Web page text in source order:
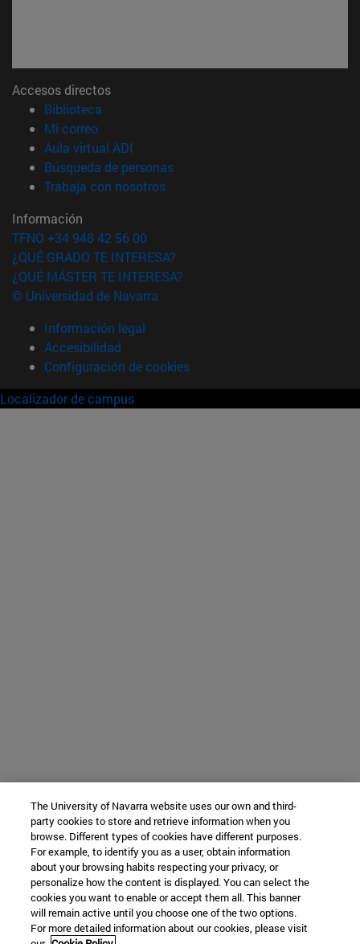
Accesos directos
Biblioteca
Mi correo(abre en nueva ventana)
Aula virtual ADI
Búsqueda de personas(abre en nueva ventana)
Trabaja con nosotros(abre en nueva ventana)
Información
TFNO +34 948 42 56 00
¿QUÉ GRADO TE INTERESA?
¿QUÉ MÁSTER TE INTERESA?
© Universidad de Navarra
Información legal
Accesibilidad
Configuración de cookies
Localizador de campus
The University of Navarra website uses our own and third-
party cookies to store and retrieve information when you
browse. Different types of cookies have different purposes.
For example, to identify you as a user, obtain information
about your browsing habits respecting your privacy, or
personalize how the content is displayed. You can select the
cookies you want to enable or accept them all. This banner
will remain active until you choose one of the two options.
For more detailed information about our cookies, please visit